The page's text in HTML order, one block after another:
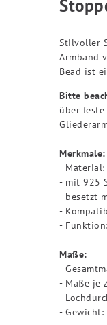
Stilvoller
Armband
Bead ist
Bitte
über
Merkmale:
-
- mit 925
- besetzt
-
-
Maße:
-
- Maße je
-
- Gewicht: